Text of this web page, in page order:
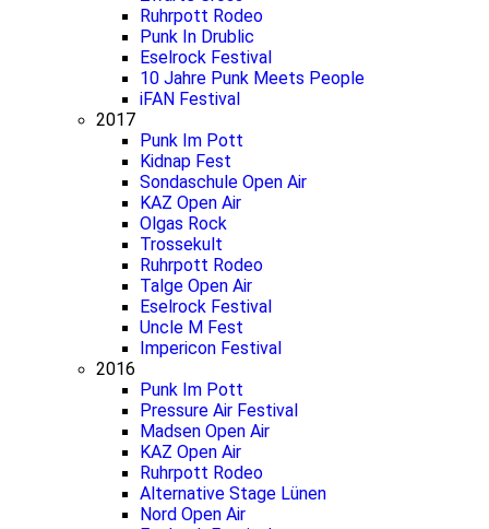
Ruhrpott Rodeo
Punk In Drublic
Eselrock Festival
10 Jahre Punk Meets People
iFAN Festival
2017
Punk Im Pott
Kidnap Fest
Sondaschule Open Air
KAZ Open Air
Olgas Rock
Trossekult
Ruhrpott Rodeo
Talge Open Air
Eselrock Festival
Uncle M Fest
Impericon Festival
2016
Punk Im Pott
Pressure Air Festival
Madsen Open Air
KAZ Open Air
Ruhrpott Rodeo
Alternative Stage Lünen
Nord Open Air